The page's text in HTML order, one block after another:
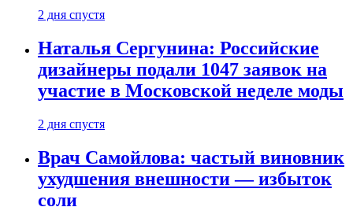
2 дня спустя
Наталья Сергунина: Российские
дизайнеры подали 1047 заявок на
участие в Московской неделе моды
2 дня спустя
Врач Самойлова: частый виновник
ухудшения внешности — избыток
соли